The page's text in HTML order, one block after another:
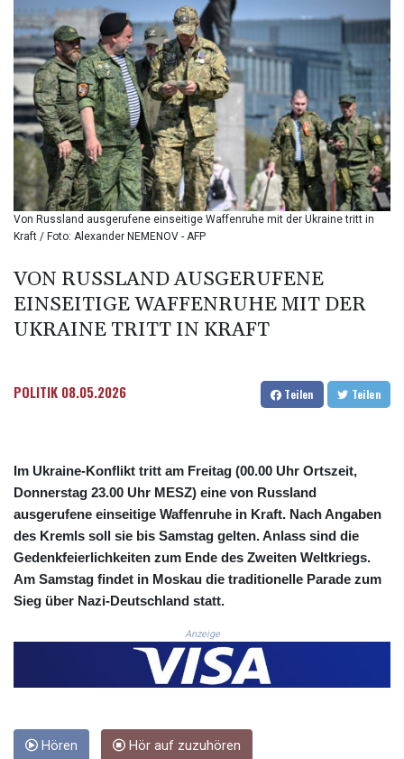
BND 1.480393
BOB 13.964198
BRL 5.891306
BSD 1.154535
BTN 109.874896
BWP 15.61488
BYN 3.418287
BYR
22586.626891
BZD 2.321974
CAD 1.615497
CDF
2604.376508
CLF 0.02673
CLP
1055.440971
3641.932253
CVE 110.303663
CZK 24.256194
DJF 205.597417
DKK 7.475499
DOP 67.275332
DZD 153.346558
EGP 57.370946
ETB 186.347968
FJD 2.551309
FKP 0.856496
GGP 0.856496
Von Russland ausgerufene einseitige Waffenruhe mit der Ukraine tritt in
Kraft / Foto: Alexander NEMENOV - AFP
VON RUSSLAND AUSGERUFENE
EINSEITIGE WAFFENRUHE MIT DER
UKRAINE TRITT IN KRAFT
POLITIK 08.05.2026 Teilen Teilen
Im Ukraine-Konflikt tritt am Freitag (00.00 Uhr Ortszeit,
Donnerstag 23.00 Uhr MESZ) eine von Russland
ausgerufene einseitige Waffenruhe in Kraft. Nach Angaben
des Kremls soll sie bis Samstag gelten. Anlass sind die
Gedenkfeierlichkeiten zum Ende des Zweiten Weltkriegs.
Am Samstag findet in Moskau die traditionelle Parade zum
Sieg über Nazi-Deutschland statt.
Anzeige
Hören Hör auf zuzuhören